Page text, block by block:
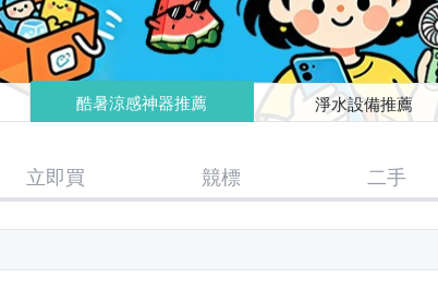
酷暑涼感神器推薦 淨水設備推薦
立即買 競標 二手